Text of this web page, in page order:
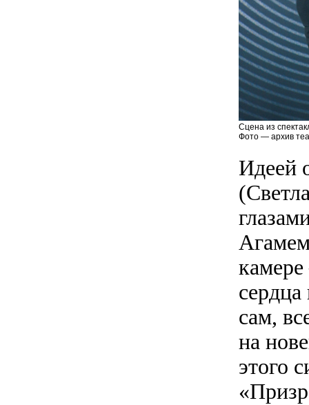
Сцена из
Фото — архив
Идеей
сам,
на
этого